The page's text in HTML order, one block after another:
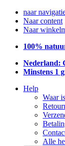
naar
Naar content
Naar
100%
Nederland:
Minstens 1
Help
Waar
Alle